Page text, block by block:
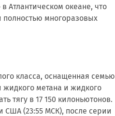
Атлантическом океане, что
многоразовых
класса, оснащенная семью
метана и жидкого
тягу в 17 150 килоньютонов.
США (23:55 МСК), после серии